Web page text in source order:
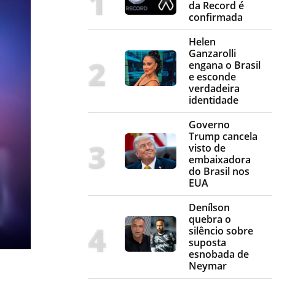
da Record é
confirmada
Helen
Ganzarolli
engana o Brasil
e esconde
verdadeira
identidade
Governo
Trump cancela
visto de
embaixadora
do Brasil nos
EUA
Denílson
quebra o
silêncio sobre
suposta
esnobada de
Neymar